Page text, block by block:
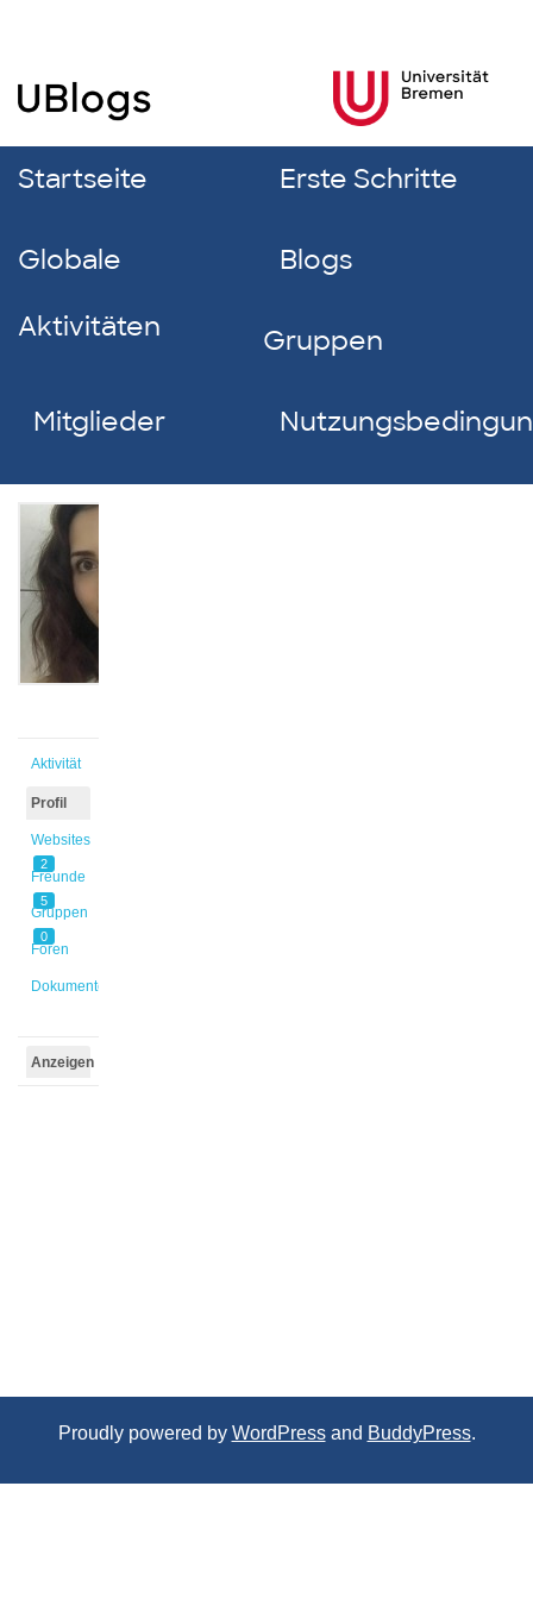
Startseite Erste Schritte
Globale
Aktivitäten
Blogs
Gruppen
Mitglieder
Aktivität
Profil
Websites
2
Freunde
5
Gruppen
0
Foren
Dokumente
Anzeigen
Proudly powered by WordPressand BuddyPress.